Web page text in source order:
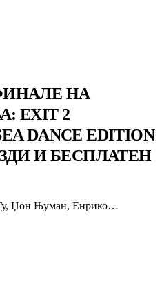
НА
EXIT 2
DANCE EDITION
И БЕСПЛАТЕН
Џон Њуман, Енрико…